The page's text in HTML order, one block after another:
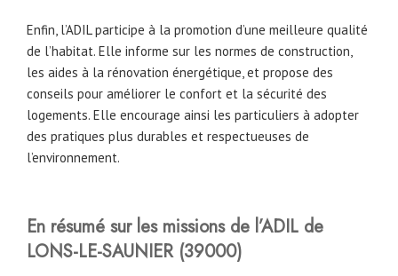
Enfin, l’ADIL participe à la promotion d’une meilleure qualité
de l’habitat. Elle informe sur les normes de construction,
les aides à la rénovation énergétique, et propose des
conseils pour améliorer le confort et la sécurité des
logements. Elle encourage ainsi les particuliers à adopter
des pratiques plus durables et respectueuses de
l’environnement.
En résumé sur les missions de l’ADIL de
LONS-LE-SAUNIER (39000)